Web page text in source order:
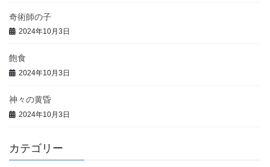
奇術師の子
2024年10月3日
飽食
2024年10月3日
神々の黄昏
2024年10月3日
カテゴリー